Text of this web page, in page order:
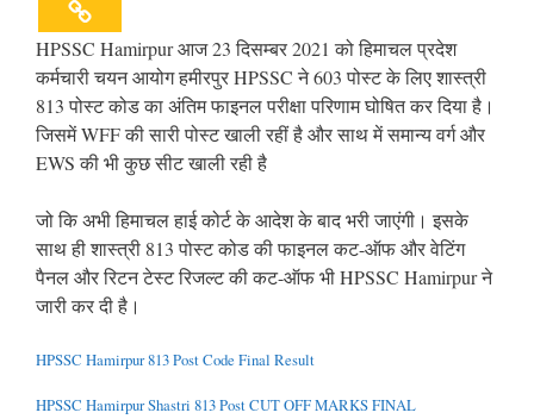
HPSSC Hamirpur आज 23 दिसम्बर 2021 को हिमाचल प्रदेश
कर्मचारी चयन आयोग हमीरपुर HPSSC ने 603 पोस्ट के लिए शास्त्री
813 पोस्ट कोड का अंतिम फाइनल परीक्षा परिणाम घोषित कर दिया है।
जिसमें WFF की सारी पोस्ट खाली रहीं है और साथ में समान्य वर्ग और
EWS की भी कुछ सीट खाली रही है
जो कि अभी हिमाचल हाई कोर्ट के आदेश के बाद भरी जाएंगी। इसके
साथ ही शास्त्री 813 पोस्ट कोड की फाइनल कट-ऑफ और वेटिंग
पैनल और रिटन टेस्ट रिजल्ट की कट-ऑफ भी HPSSC Hamirpur ने
जारी कर दी है।
HPSSC Hamirpur 813 Post Code Final Result
HPSSC Hamirpur Shastri 813 Post CUT OFF MARKS FINAL